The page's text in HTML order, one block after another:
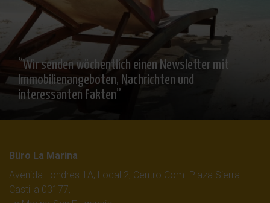
“Wir senden wöchentlich einen Newsletter mit
Immobilienangeboten, Nachrichten und
interessanten Fakten”
Büro La Marina
Avenida Londres 1A, Local 2, Centro Com. Plaza Sierra
Castilla 03177,